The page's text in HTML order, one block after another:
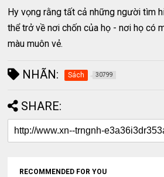
Hy vọng rằng tất cả những người tìm
thể trở về nơi chốn của họ - nơi họ có
màu muôn vẻ.
NHÃN: Sách 30799
SHARE:
RECOMMENDED FOR YOU